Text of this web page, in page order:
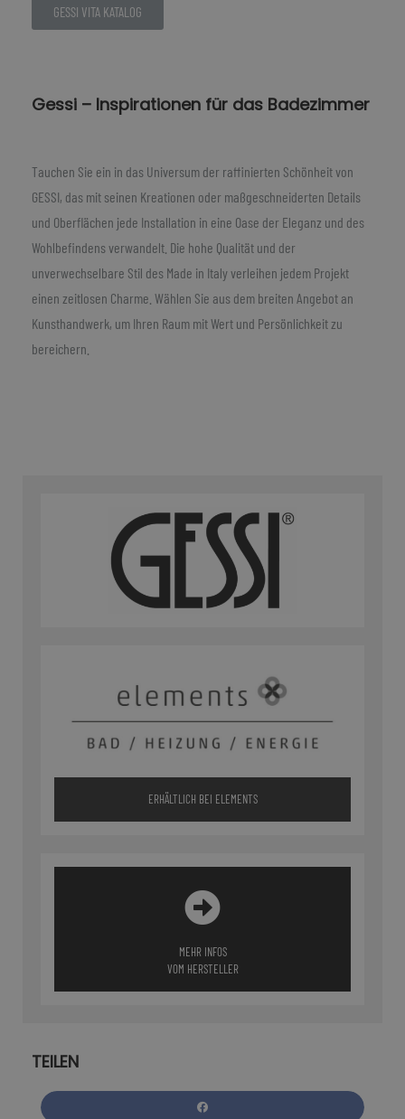
GESSI VITA KATALOG
Gessi – Inspirationen für das Badezimmer
Tauchen Sie ein in das Universum der raffinierten Schönheit von
GESSI, das mit seinen Kreationen oder maßgeschneiderten Details
und Oberflächen jede Installation in eine Oase der Eleganz und des
Wohlbefindens verwandelt. Die hohe Qualität und der
unverwechselbare Stil des Made in Italy verleihen jedem Projekt
einen zeitlosen Charme. Wählen Sie aus dem breiten Angebot an
Kunsthandwerk, um Ihren Raum mit Wert und Persönlichkeit zu
bereichern.
ERHÄLTLICH BEI ELEMENTS
MEHR INFOS
VOM HERSTELLER
TEILEN